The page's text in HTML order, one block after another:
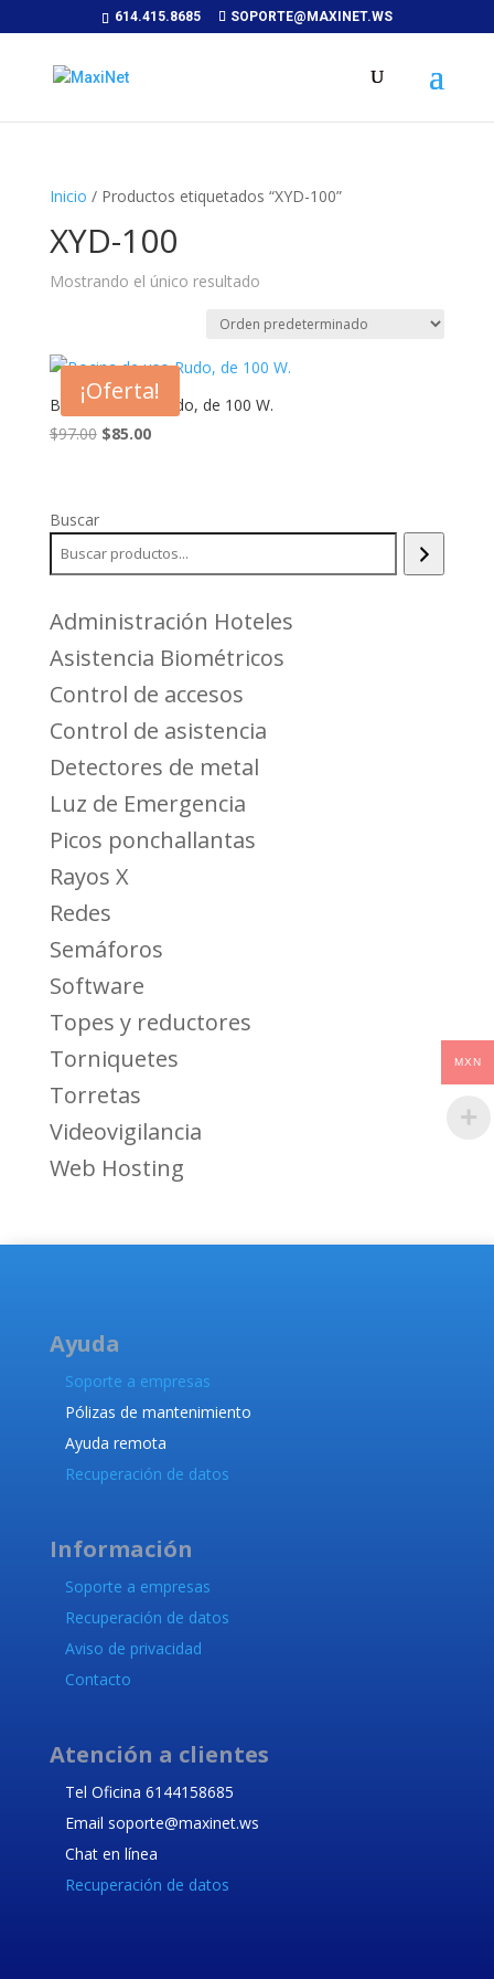
614.415.8685 SOPORTE@MAXINET.WS
Inicio / Productos etiquetados “XYD-100”
XYD-100
Mostrando el único resultado
¡Oferta!
Bocina de uso Rudo, de 100 W.
$97.00 El
$97.00.
$85.00El
$85.00.
Buscar
Administración Hoteles
Asistencia Biométricos
Control de accesos
Control de asistencia
Detectores de metal
Luz de Emergencia
Picos ponchallantas
Rayos X
Redes
Semáforos
Software
Topes y reductores
Torniquetes
Torretas
Videovigilancia
Web Hosting
Ayuda
Soporte a empresas
Pólizas de mantenimiento
Ayuda remota
Recuperación de datos
Información
Soporte a empresas
Recuperación de datos
Aviso de privacidad
Contacto
Atención a clientes
Tel Oficina 6144158685
Email soporte@maxinet.ws
Chat en línea
Recuperación de datos
MXN